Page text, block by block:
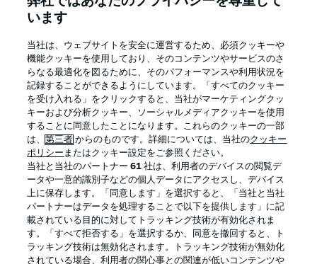
Football as it's meant to be
BUNDESLIGA APP
Official Partners
います
当社は、ウェブサイトを安全に運営するため、必須クッキーや
機能クッキーを使用しており、そのコンテンツやサービスのさ
らなる最適化を図るために、そのパフォーマンスや利用状況を
記録することができるようにしています。「すべてのクッキー
を受け入れる」をクリックすると、当社がマーケティングクッ
キーおよび分析クッキー、ソーシャルメディアクッキーを使用
することに同意したことになります。これらのクッキーの一部
は、第三者 からのものです。詳細については、当社のクッキー
ポリシー またはクッキー設定をご参照ください。
当社と当社のパートナー61 社は、利用者のデバイスの閲覧デ
ータや一意的識別子などの個人データにアクセスし、デバイス
上に保存します。「同意します」を選択すると、「当社と当社
パートナーはデータを処理することで以下を提供します」に記
載されている目的に対してトラッキング技術が有効化されま
す。「すべて拒否する」を選択するか、同意を撤回すると、ト
ラッキング技術は無効化されます。トラッキング技術が無効化
されている場合、利用者の関心事との関連が低いコンテンツや